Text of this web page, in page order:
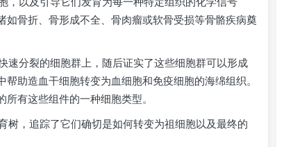
如骨折、骨形成不全、骨肉瘤或软骨受损等骨骼疾病奠
速分裂的细胞群上，随后证实了这些细胞群可以形成
助造血干细胞转变为血细胞和免疫细胞的海绵组织。
有这些组件的一种细胞类型。
树，追踪了它们确切是如何转变为祖细胞以及最终的